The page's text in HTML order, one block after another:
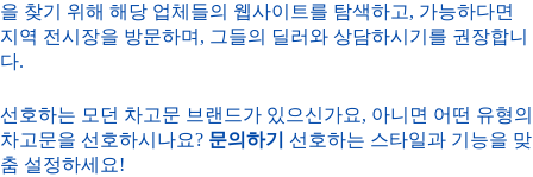
을 찾기 위해 해당 업체들의 웹사이트를 탐색하고, 가능하다면
지역 전시장을 방문하며, 그들의 딜러와 상담하시기를 권장합니
다.
선호하는 모던 차고문 브랜드가 있으신가요, 아니면 어떤 유형의
차고문을 선호하시나요? 문의하기
선호하는 스타일과 기능을 맞
춤 설정하세요!